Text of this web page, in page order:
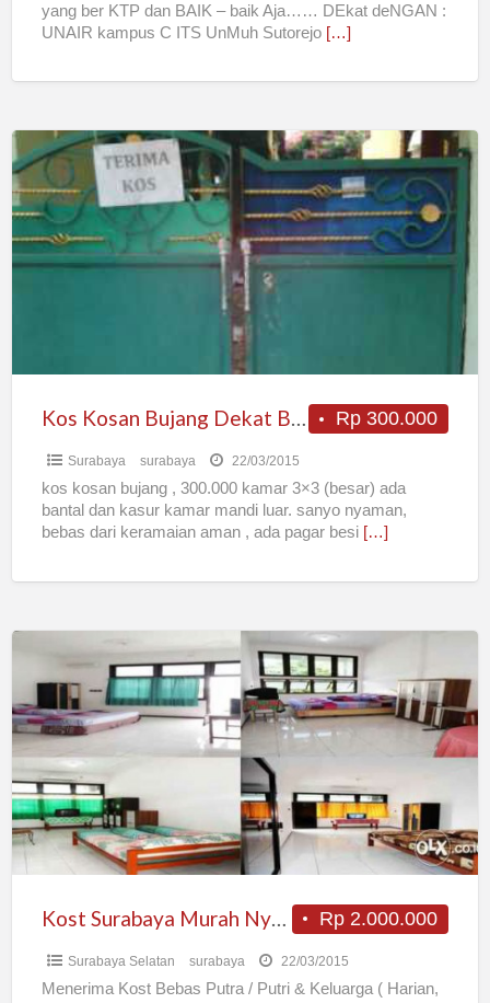
yang ber KTP dan BAIK – baik Aja…… DEkat deNGAN :
UNAIR kampus C ITS UnMuh Sutorejo […]
Kos
Kosan
Bujang
Dekat
Bandara
Rp 300.000
Kos Kosan Bujang Dekat Bandara Juanda
Surabaya surabaya 22/03/2015
kos kosan bujang , 300.000 kamar 3×3 (besar) ada
bantal dan kasur kamar mandi luar. sanyo nyaman,
bebas dari keramaian aman , ada pagar besi […]
Surabaya
Murah
Nyaman
Bebas
Harian
Bulanan
Rp 2.000.000
Kost Surabaya Murah Nyaman Bebas Harian Bulanan
Surabaya Selatan surabaya 22/03/2015
Menerima Kost Bebas Putra / Putri & Keluarga ( Harian,